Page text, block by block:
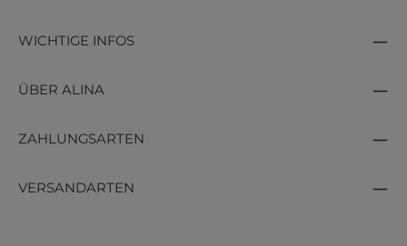
WICHTIGE INFOS
ÜBER ALINA
ZAHLUNGSARTEN
VERSANDARTEN